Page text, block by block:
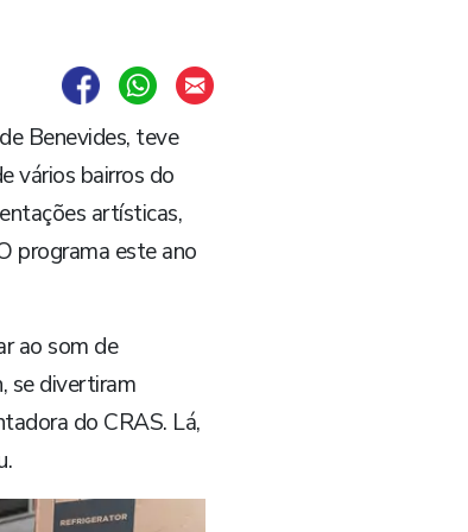
Benevides, teve
vários bairros do
artísticas,
programa este ano
ao som de
se divertiram
do CRAS. Lá,